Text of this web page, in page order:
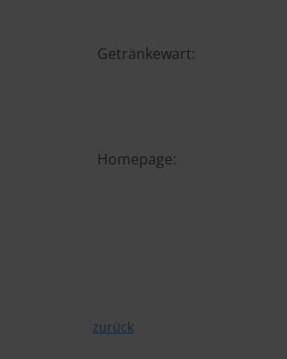
Getränkewart:
Homepage:
zurück